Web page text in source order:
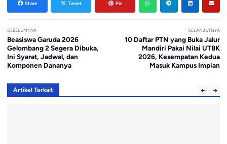
Share Tweet Pin
SEBELUMNYA
Beasiswa Garuda 2026
Gelombang 2 Segera Dibuka,
Ini Syarat, Jadwal, dan
Komponen Dananya
SELANJUTNYA
10 Daftar PTN yang Buka Jalur
Mandiri Pakai Nilai UTBK
2026, Kesempatan Kedua
Masuk Kampus Impian
Artikel Terkait